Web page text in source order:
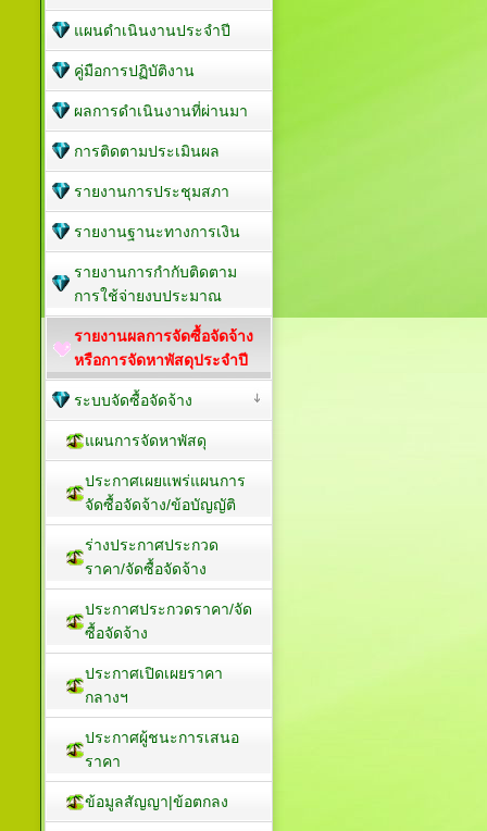
แผนดำเนินงานประจำปี
คู่มือการปฏิบัติงาน
ผลการดำเนินงานที่ผ่านมา
การติดตามประเมินผล
รายงานการประชุมสภา
รายงานฐานะทางการเงิน
รายงานการกำกับติดตาม
การใช้จ่ายงบประมาณ
รายงานผลการจัดซื้อจัดจ้าง
หรือการจัดหาพัสดุประจำปี
ระบบจัดซื้อจัดจ้าง
แผนการจัดหาพัสดุ
ประกาศเผยแพร่แผนการ
จัดซื้อจัดจ้าง/ข้อบัญญัติ
ร่างประกาศประกวด
ราคา/จัดซื้อจัดจ้าง
ประกาศประกวดราคา/จัด
ซื้อจัดจ้าง
ประกาศเปิดเผยราคา
กลางฯ
ประกาศผู้ชนะการเสนอ
ราคา
ข้อมูลสัญญา|ข้อตกลง